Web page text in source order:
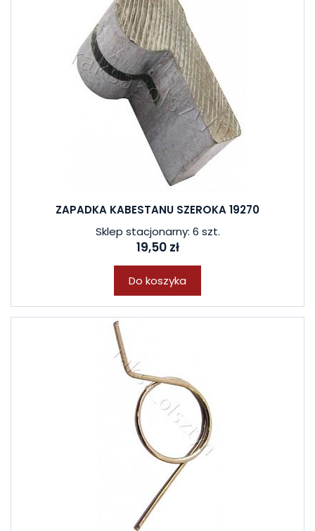
ZAPADKA KABESTANU SZEROKA 19270
Sklep stacjonarny: 6 szt.
19,50 zł
Do koszyka